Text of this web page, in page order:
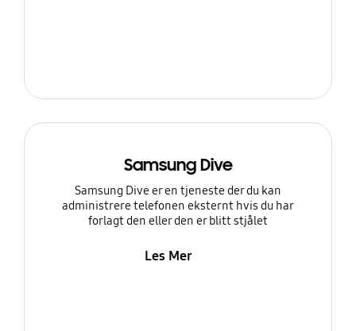
Samsung Dive
Samsung Dive er en tjeneste der du kan
administrere telefonen eksternt hvis du har
forlagt den eller den er blitt stjålet
Les Mer